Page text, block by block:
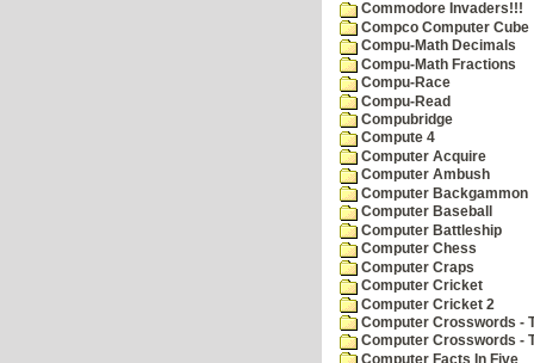
Commodore Invaders!!!
Compco Computer Cube
Compu-Math Decimals
Compu-Math Fractions
Compu-Race
Compu-Read
Compubridge
Compute 4
Computer Acquire
Computer Ambush
Computer Backgammon
Computer Baseball
Computer Battleship
Computer Chess
Computer Craps
Computer Cricket
Computer Cricket 2
Computer Crosswords -
Computer Crosswords -
Computer Facts In Five